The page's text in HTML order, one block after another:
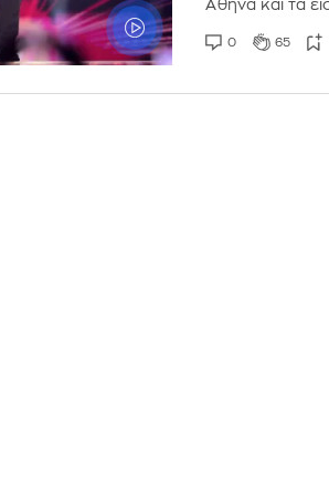
Αθήνα και τα
0 65